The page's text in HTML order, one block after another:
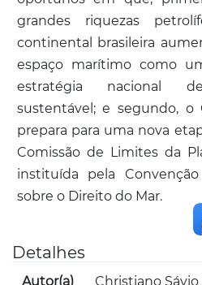
grandes riquezas
continental brasileira
espaço marítimo como
estratégia nacional
sustentável; e segundo, o
prepara para uma nova
Comissão de Limites da
instituída pela
sobre o Direito do Mar.
Detalhes
Autor(a) Christiano